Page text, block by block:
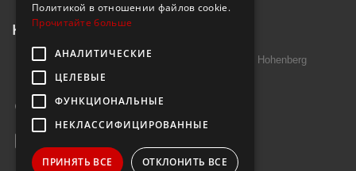
Kontakt
Introtek GmbH, Hutschenreuther Str. 13 95691 Hohenberg
Deutschland
Rufen Sie uns an:
Политикой в ​​отношении файлов cookie.
Прочитайте больше
АНАЛИТИЧЕСКИЕ
ЦЕЛЕВЫЕ
ФУНКЦИОНАЛЬНЫЕ
НЕКЛАССИФИЦИРОВАННЫЕ
ПРИНЯТЬ ВСЕ ОТКЛОНИТЬ ВСЕ